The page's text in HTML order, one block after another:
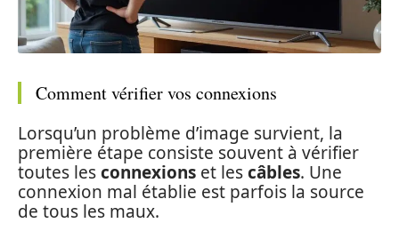
Comment vérifier vos connexions
Lorsqu’un problème d’image survient, la
première étape consiste souvent à vérifier
toutes lesconnexions et lescâbles. Une
connexion mal établie est parfois la source
de tous les maux.